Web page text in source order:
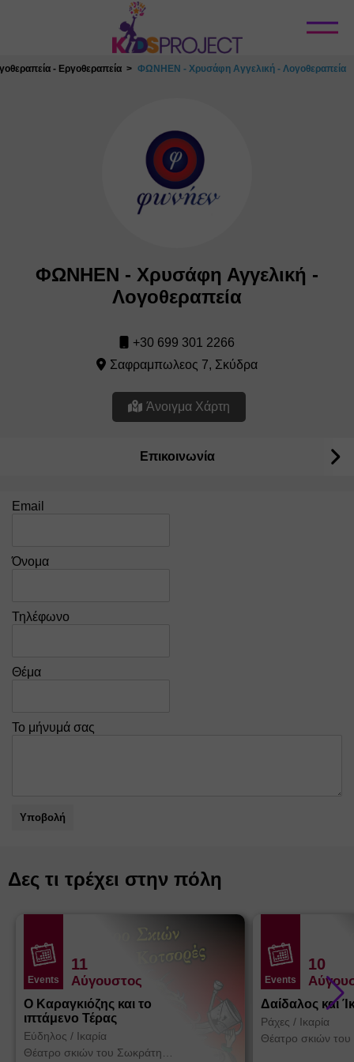
Κλείσιμο
- Εργοθεραπεία ΦΩΝΗΕΝ - Χρυσάφη Αγγελική - Λογοθεραπεία
ΦΩΝΗΕΝ - Χρυσάφη Αγγελική -
Λογοθεραπεία
+30 699 301 2266
Σαφραμπωλεος 7, Σκύδρα
Άνοιγμα Χάρτη
Επικοινωνία
Email
Όνομα
Τηλέφωνο
Θέμα
Το μήνυμά σας
Υποβολή
Δες τι τρέχει στην πόλη
Events
11
Αύγουστος
Ο Καραγκιόζης και το
ιπτάμενο Τέρας
Εύδηλος / Ικαρία
Θέατρο σκιών του Σωκράτη
Events
10
Δαίδαλος και
Ράχες / Ικαρία
Θέατρο σκιών